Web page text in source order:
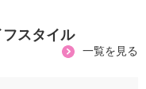
スタイル
一覧を見る